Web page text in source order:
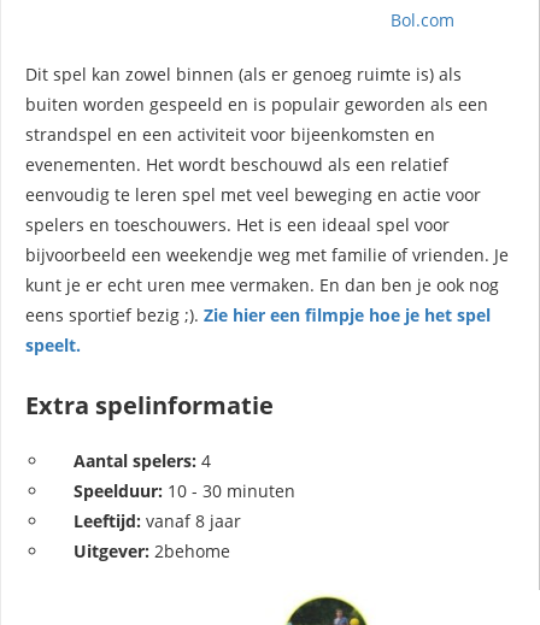
Bol.com
Dit spel kan zowel binnen (als er genoeg ruimte is) als
buiten worden gespeeld en is populair geworden als een
strandspel en een activiteit voor bijeenkomsten en
evenementen. Het wordt beschouwd als een relatief
eenvoudig te leren spel met veel beweging en actie voor
spelers en toeschouwers. Het is een ideaal spel voor
bijvoorbeeld een weekendje weg met familie of vrienden. Je
kunt je er echt uren mee vermaken. En dan ben je ook nog
eens sportief bezig ;). Zie hier een filmpje hoe je het spel
speelt.
Extra spelinformatie
Aantal spelers: 4
Speelduur: 10 - 30 minuten
Leeftijd: vanaf 8 jaar
Uitgever:2behome